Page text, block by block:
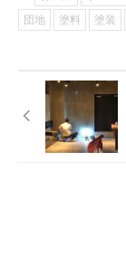
団地
塗料 塗装